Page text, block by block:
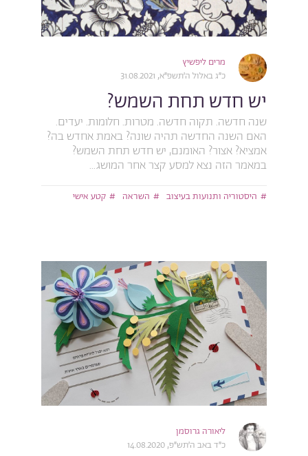
מרים ליפשיץ
כ״ג באלול ה׳תשפ״א, 31.08.2021
יש חדש תחת השמש?
שנה חדשה. תקוה חדשה. מטרות. חלומות. יעדים.
האם השנה החדשה תהיה שונה? באמת אחדש בה?
אמציא? אצור? האומנם, יש חדש תחת השמש?
במאמר הזה נצא למסע קצר אחר המושג...
היסטוריה ותנועות בעיצוב השראה קטע אישי
ליאורה גרוסמן
כ״ד באב ה׳תש״פ, 14.08.2020